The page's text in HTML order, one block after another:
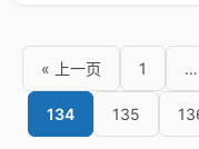
考试机构配备专人“双
« 上一页 1 …
134 135